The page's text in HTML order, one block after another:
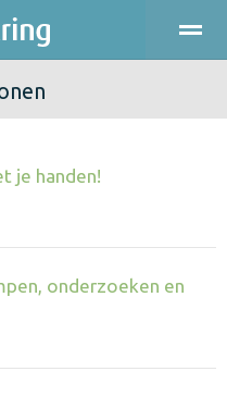
KENNISMAKEN
je handen!
onderzoeken en